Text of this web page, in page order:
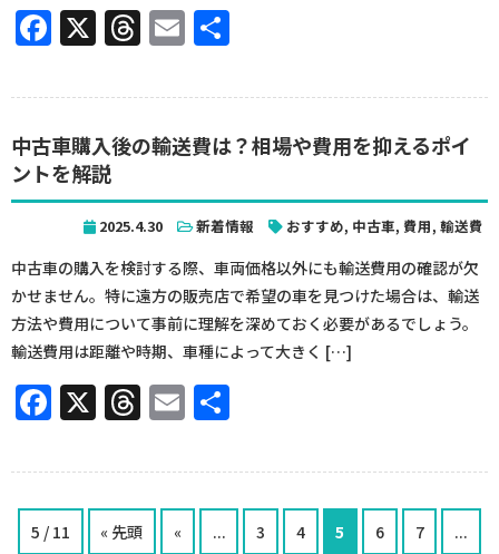
Facebook
X Threads
Email
中古車購入後の輸送費は？相場や費用を抑えるポイ
ントを解説
2025.4.30 新着情報 おすすめ, 中古車, 費用, 輸送費
中古車の購入を検討する際、車両価格以外にも輸送費用の確認が欠
かせません。特に遠方の販売店で希望の車を見つけた場合は、輸送
方法や費用について事前に理解を深めておく必要があるでしょう。
輸送費用は距離や時期、車種によって大きく […]
Facebook
X Threads
Email
5 / 11 « 先頭 « ... 3 4 5 6 7 ...